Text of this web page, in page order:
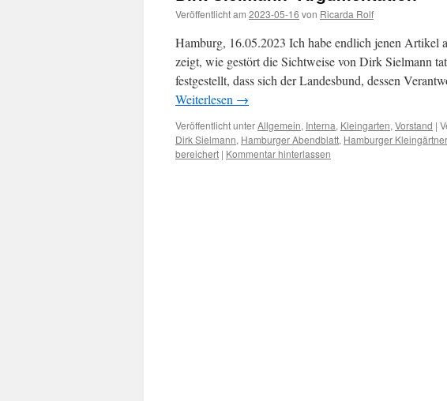
Veröffentlicht am 2023-05-16 von Ricarda Rolf
Hamburg, 16.05.2023 Ich habe endlich jenen Artikel
zeigt, wie gestört die Sichtweise von Dirk Sielmann
festgestellt, dass sich der Landesbund, dessen
Weiterlesen →
Veröffentlicht unterAllgemein, Interna, Kleingarten, Vorstand |
Dirk Sielmann, Hamburger Abendblatt, Hamburger Kleingärtner
bereichert | Kommentar hinterlassen